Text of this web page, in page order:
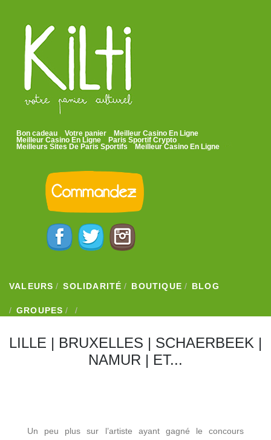
Bon cadeau Votre panier Meilleur Casino En Ligne
Meilleur Casino En Ligne Paris Sportif Crypto
Meilleurs Sites De Paris Sportifs Meilleur Casino En Ligne
VALEURS SOLIDARITÉ BOUTIQUE BLOG
GROUPES
LILLE | BRUXELLES | SCHAERBEEK |
NAMUR | ET...
Un peu plus sur l’artiste ayant gagné le concours